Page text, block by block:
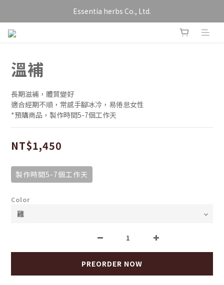
Essentia herbs Co., Ltd.
溫補
長期滋補，體質變好
適合經期不順，常感手腳冰冷，易倦怠女性
*預購商品，製作時間5-7個工作天
NT$1,450
製作時間5-7個工作天
Color
PREORDER NOW